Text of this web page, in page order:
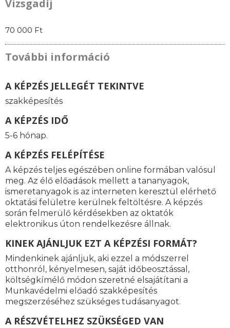
Vizsgadíj
70 000 Ft
További információ
A KÉPZÉS JELLEGÉT TEKINTVE
szakképesítés
A KÉPZÉS IDŐ
5-6 hónap.
A KÉPZÉS FELÉPÍTÉSE
A képzés teljes egészében online formában valósul
meg. Az élő előadások mellett a tananyagok,
ismeretanyagok is az interneten keresztül elérhető
oktatási felületre kerülnek feltöltésre. A képzés
során felmerülő kérdésekben az oktatók
elektronikus úton rendelkezésre állnak.
KINEK AJÁNLJUK EZT A KÉPZÉSI FORMÁT?
Mindenkinek ajánljuk, aki ezzel a módszerrel
otthonról, kényelmesen, saját időbeosztással,
költségkímélő módon szeretné elsajátítani a
Munkavédelmi előadó szakképesítés
megszerzéséhez szükséges tudásanyagot.
A RÉSZVÉTELHEZ SZÜKSÉGED VAN